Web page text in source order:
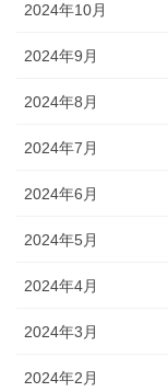
2024年10月
2024年9月
2024年8月
2024年7月
2024年6月
2024年5月
2024年4月
2024年3月
2024年2月